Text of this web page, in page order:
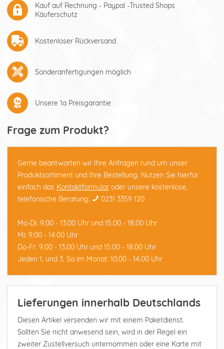
Kauf auf Rechnung - Paypal -Trusted Shops
Käuferschutz
Kostenloser Rückversand
Sonderanfertigungen möglich
Unsere 1a Preisgarantie
Frage zum Produkt?
Gerne beantworten wir Ihre Anfragen rund um unser
Produktsortiment und Ihre Bestellung. Nutzen Sie hierfür
einfach das Kontaktformular oder unsere kostenlose,
telefonische Beratung:
0231 3359 120
Mo-Di: 9:00 - 13:00 Uhr und 15:00 - 18:00 Uhr
Mi: 9:00 - 14:00 Uhr
Do-Fr: 9:00 - 13:00 Uhr und 15:00 - 18:00 Uhr
Jeden 1. und 3. Sa im Monat: 10:00 - 14:00 Uhr
Lieferungen innerhalb Deutschlands
Diesen Artikel versenden wir mit einem Paketdienst.
Sollten Sie nicht anwesend sein, wird in der Regel ein
zweiter Zustellversuch unternommen oder eine Karte mit